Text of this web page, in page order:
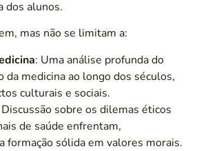
dos alunos.
mas não se limitam a:
: Uma análise profunda do
medicina ao longo dos séculos,
culturais e sociais.
Discussão sobre os dilemas éticos
de saúde enfrentam,
formação sólida em valores morais.